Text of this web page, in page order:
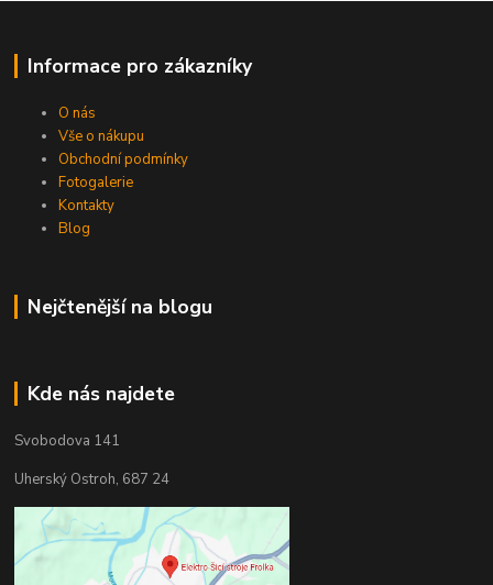
Informace pro zákazníky
O nás
Vše o nákupu
Obchodní podmínky
Fotogalerie
Kontakty
Blog
Nejčtenější na blogu
Kde nás najdete
Svobodova 141
Uherský Ostroh, 687 24